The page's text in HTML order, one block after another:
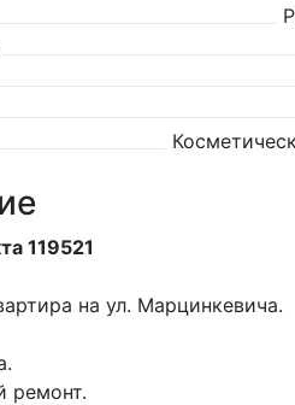
119521
на ул. Марцинкевича.
ремонт.